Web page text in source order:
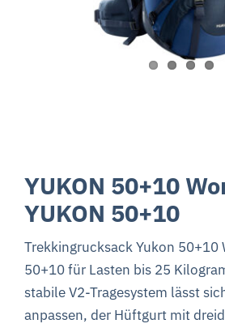
YUKON 50+10
YUKON 50+10
Trekkingrucksack Yukon 50+10
50+10 für Lasten bis 25
stabile V2-Tragesystem lässt
anpassen, der Hüftgurt mit